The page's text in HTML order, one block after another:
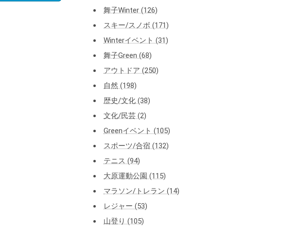
舞子Winter (126)
スキー/スノボ (171)
Winterイベント (31)
舞子Green (68)
アウトドア (250)
自然 (198)
歴史/文化 (38)
文化/民芸 (2)
Greenイベント (105)
スポーツ/合宿 (132)
テニス (94)
大原運動公園 (115)
マラソン/トレラン (14)
レジャー (53)
山登り (105)